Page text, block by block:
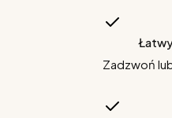
Zadzwoń